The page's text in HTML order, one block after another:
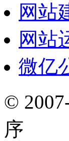
网站
网站
微亿
©
序